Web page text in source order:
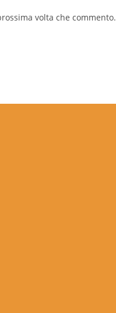
volta che commento.